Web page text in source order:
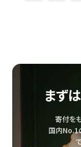
まず
寄付を
国内No.1